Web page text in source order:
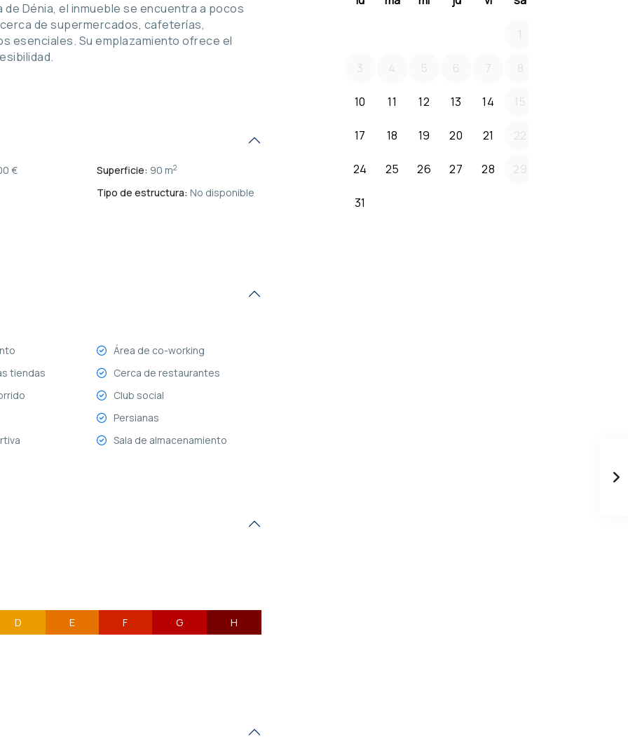
Dénia, el inmueble se encuentra a pocos
de supermercados, cafeterías,
esenciales. Su emplazamiento ofrece el
€ Superficie: 90 m2
Tipo de estructura: No disponible
Área de co-working
tiendas
Cerca de restaurantes
Club social
Persianas
Sala de almacenamiento
D E F G H